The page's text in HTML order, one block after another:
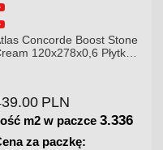
Atlas Concorde Brave
Gypsum 75x75 Płytka
180.00 PLN
Ilość m2 w paczce 1.125
Cena za paczkę: